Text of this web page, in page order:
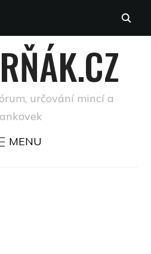
určování mincí a
MENU